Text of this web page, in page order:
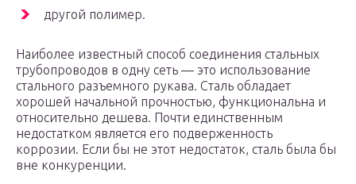
другой полимер.
Наиболее известный способ соединения стальных
трубопроводов в одну сеть — это использование
стального разъемного рукава. Сталь обладает
хорошей начальной прочностью, функциональна и
относительно дешева. Почти единственным
недостатком является его подверженность
коррозии. Если бы не этот недостаток, сталь была бы
вне конкуренции.